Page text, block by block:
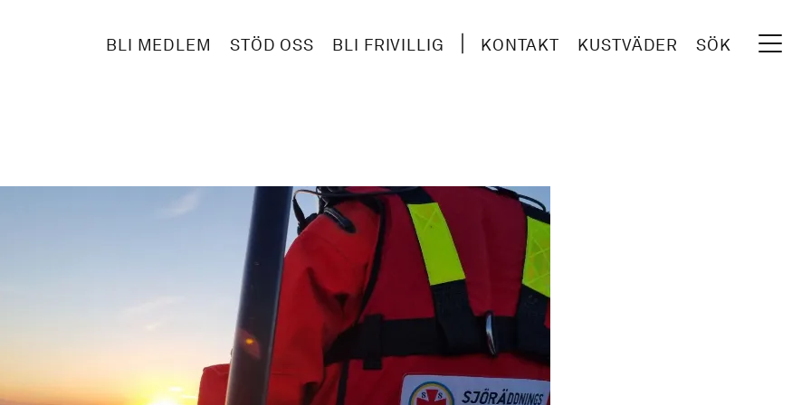
BLI MEDLEM STÖD OSS BLI FRIVILLIG KONTAKT KUSTVÄDER SÖK